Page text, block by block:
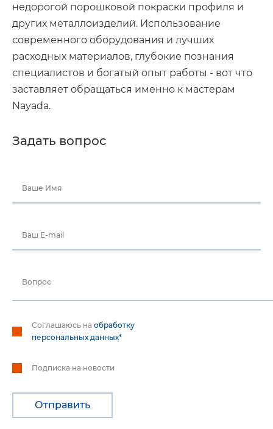
недорогой порошковой покраски профиля и
других металлоизделий. Использование
современного оборудования и лучших
расходных материалов, глубокие познания
специалистов и богатый опыт работы - вот что
заставляет обращаться именно к мастерам
Nayada.
Задать вопрос
Ваше Имя
Ваш E-mail
Вопрос
Соглашаюсь на обработку
персональных данных*
Подписка на новости